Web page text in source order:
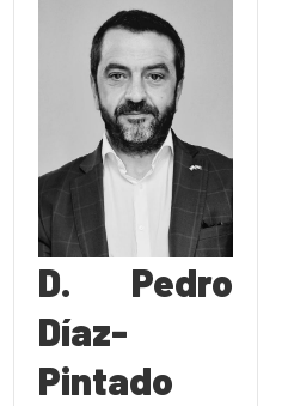
D. Pedro
Díaz-
Pintado